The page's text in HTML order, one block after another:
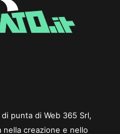
punta di Web 365 Srl,
creazione e nello